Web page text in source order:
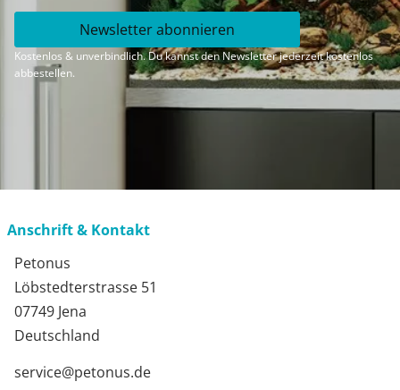
Newsletter abonnieren
Kostenlos & unverbindlich. Du kannst den Newsletter jederzeit kostenlos
abbestellen.
Anschrift & Kontakt
Petonus
Löbstedterstrasse 51
07749 Jena
Deutschland
service@petonus.de